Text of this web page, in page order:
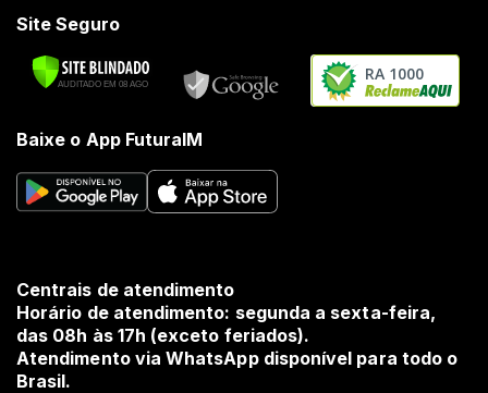
Site Seguro
RA 1000
Baixe o App FuturaIM
Centrais de atendimento
Horário de atendimento: segunda a sexta-feira,
das 08h às 17h (exceto feriados).
Atendimento via WhatsApp disponível para todo o
Brasil.